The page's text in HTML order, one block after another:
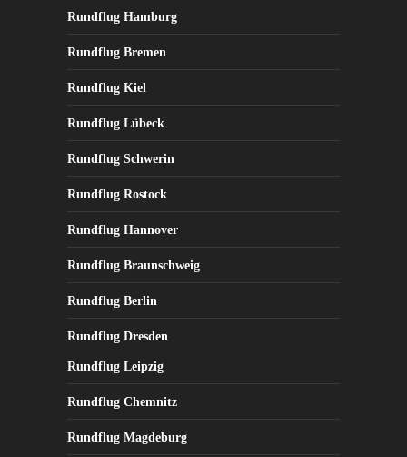
Rundflug Hamburg
Rundflug Bremen
Rundflug Kiel
Rundflug Lübeck
Rundflug Schwerin
Rundflug Rostock
Rundflug Hannover
Rundflug Braunschweig
Rundflug Berlin
Rundflug Dresden
Rundflug Leipzig
Rundflug Chemnitz
Rundflug Magdeburg